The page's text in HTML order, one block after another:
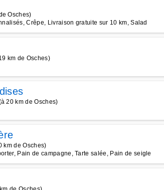
Osches)
Crêpe, Livraison gratuite sur 10 km, Salad
km de Osches)
20 km de Osches)
km de Osches)
Pain de campagne, Tarte salée, Pain de seigle